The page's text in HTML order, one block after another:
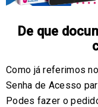
De que
Como já referimos
Senha de Acesso
Podes fazer o